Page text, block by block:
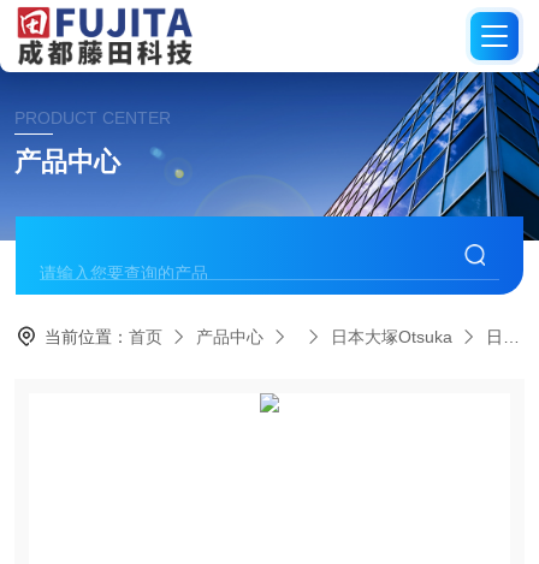
PRODUCT CENTER
产品中心
当前位置：首页 产品中心 日本大塚Otsuka 日本Otsuka大塚ZETA电位测试系统ELSZneo